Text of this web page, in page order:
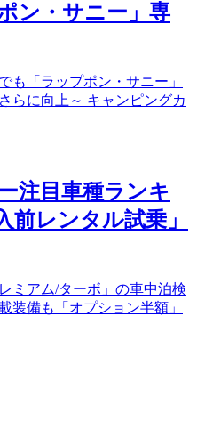
ン・サニー」専
も「ラップポン・サニー」
らに向上～ キャンピングカ
注目車種ランキ
前レンタル試乗」
ミアム/ターボ」の車中泊検
装備も「オプション半額」